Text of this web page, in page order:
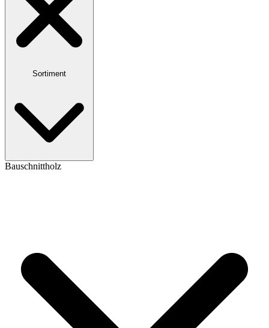
Sortiment
Bauschnittholz